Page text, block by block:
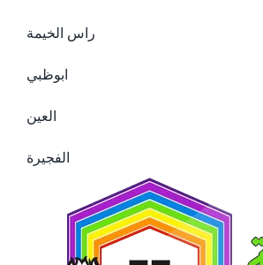
راس الخيمة
ابوظبي
العين
الفجيرة